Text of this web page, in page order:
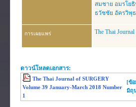
เอกสารประกอบการสอน
นวัตกรรม
Download
Link Intranet
คำถาม/ร้องเรียน
สมชาย อมรโย
ธวัชชัย อัครวิพุธ
การเผยแพร่ The Thai
ดาวน์โหลดเอกสาร:
The Thai Journal of SURGERY
Volume 39 January-March 2018 Number
1
[ข้
มิถุ